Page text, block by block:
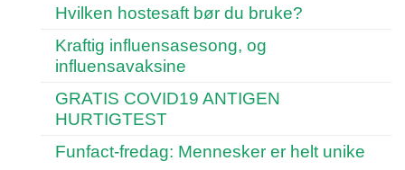
Hvilken hostesaft bør du bruke?
Kraftig influensasesong, og
influensavaksine
GRATIS COVID19 ANTIGEN
HURTIGTEST
Funfact-fredag: Mennesker er helt unike